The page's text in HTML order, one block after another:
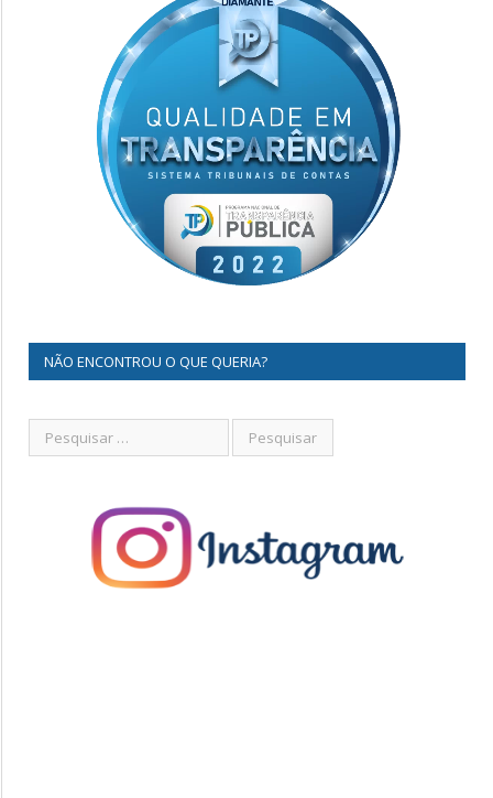
NÃO ENCONTROU O QUE QUERIA?